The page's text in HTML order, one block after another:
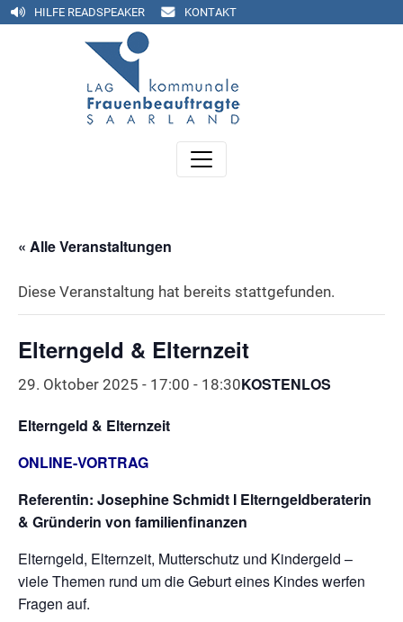
HILFE READSPEAKER KONTAKT
« Alle Veranstaltungen
Diese Veranstaltung hat bereits stattgefunden.
Elterngeld & Elternzeit
29. Oktober 2025 - 17:00 - 18:30KOSTENLOS
Elterngeld & Elternzeit
ONLINE-VORTRAG
Referentin: Josephine Schmidt I Elterngeldberaterin
& Gründerin von familienfinanzen
Elterngeld, Elternzeit, Mutterschutz und Kindergeld –
viele Themen rund um die Geburt eines Kindes werfen
Fragen auf.